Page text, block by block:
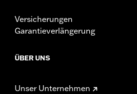
Versicherungen
Garantieverlängerung
ÜBER UNS
Unser Unternehmen